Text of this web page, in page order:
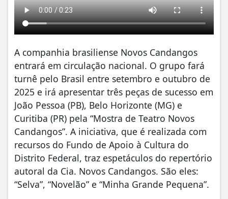
A companhia brasiliense Novos Candangos
entrará em circulação nacional. O grupo fará
turnê pelo Brasil entre setembro e outubro de
2025 e irá apresentar três peças de sucesso em
João Pessoa (PB), Belo Horizonte (MG) e
Curitiba (PR) pela “Mostra de Teatro Novos
Candangos”. A iniciativa, que é realizada com
recursos do Fundo de Apoio à Cultura do
Distrito Federal, traz espetáculos do repertório
autoral da Cia. Novos Candangos. São eles:
“Selva”, “Novelão” e “Minha Grande Pequena”.